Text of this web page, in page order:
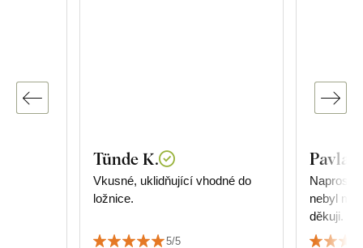
Tünde K.
Vkusné, uklidňující vhodné do
ložnice.
5/5
Pavla
Naprostá
nebyl
děkuji.